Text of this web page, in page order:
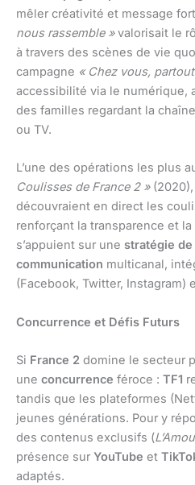
mêler créativité et message
nous rassemble »valorisait le
à travers des scènes de vie
campagne « Chez vous,
accessibilité via le numérique,
des familles regardant la
ou TV.
L’une des opérations les plus
Coulisses de France 2 »(2020),
découvraient en direct les
renforçant la transparence et
s’appuient sur une stratégie de
communication multicanal,
(Facebook, Twitter, Instagram)
Concurrence et Défis Futurs
Si France 2 domine le secteur
une concurrence féroce : TF1
tandis que les plateformes
jeunes générations. Pour y
des contenus exclusifs (
présence sur YouTube et
adaptés.